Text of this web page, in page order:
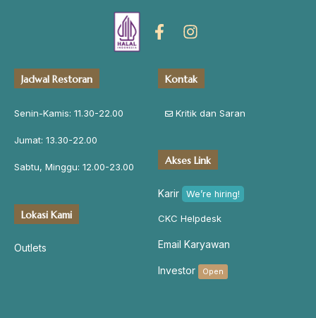
Jadwal Restoran
Senin-Kamis: 11.30-22.00
Jumat: 13.30-22.00
Sabtu, Minggu: 12.00-23.00
Lokasi Kami
Outlets
Kontak
Kritik dan Saran
Akses Link
Karir We’re hiring!
CKC Helpdesk
Email Karyawan
Investor Open